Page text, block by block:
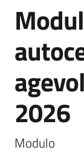
Novità
Vivere
Argelato
Salta al contenuto
2026
Modulo